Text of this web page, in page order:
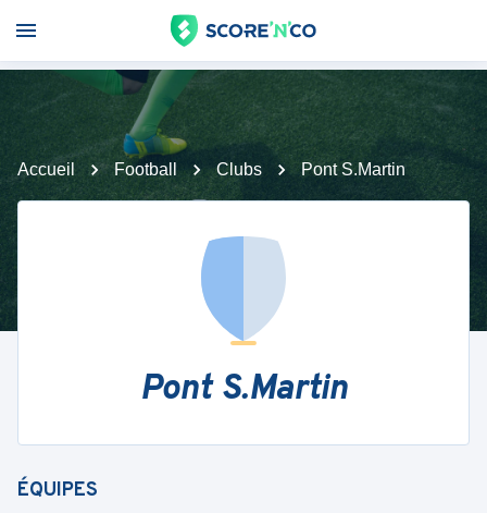
Accueil Football Clubs Pont S.Martin
Pont S.Martin
ÉQUIPES